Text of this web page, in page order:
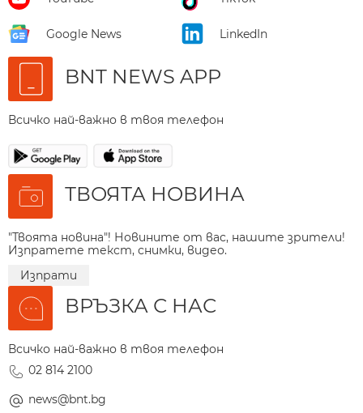
Google News LinkedIn
BNT NEWS APP
Всичко най-важно в твоя телефон
ТВОЯТА НОВИНА
"Твоята новина"! Новините от вас, нашите зрители!
Изпратете текст, снимки, видео.
Изпрати
ВРЪЗКА С НАС
Всичко най-важно в твоя телефон
02 814 2100
news@bnt.bg